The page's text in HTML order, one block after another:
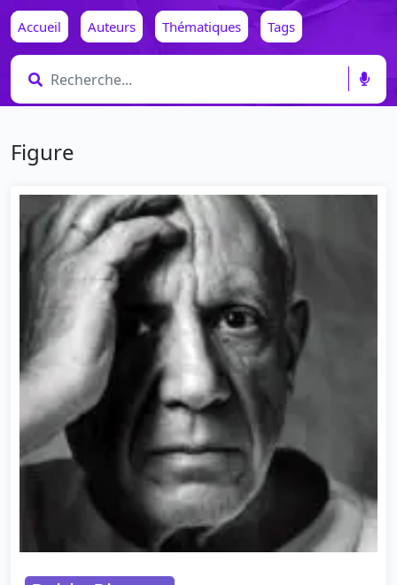
Accueil Auteurs Thématiques Tags
Figure